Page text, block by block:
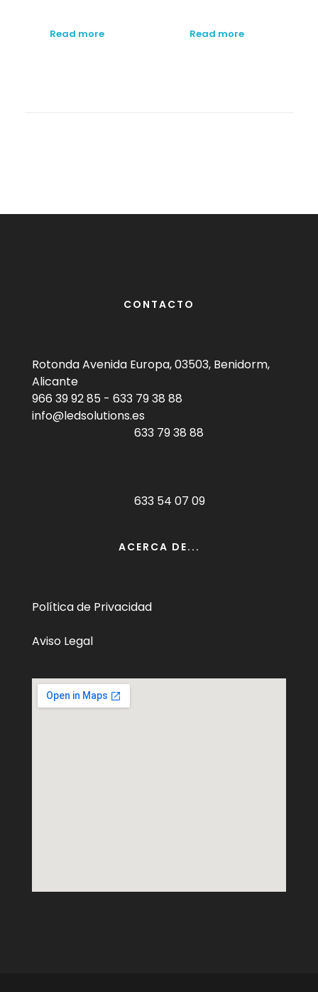
Read more Read more
CONTACTO
Rotonda Avenida Europa, 03503, Benidorm,
Alicante
966 39 92 85 - 633 79 38 88
info@ledsolutions.es
633 79 38 88
633 54 07 09
ACERCA DE...
Política de Privacidad
Aviso Legal